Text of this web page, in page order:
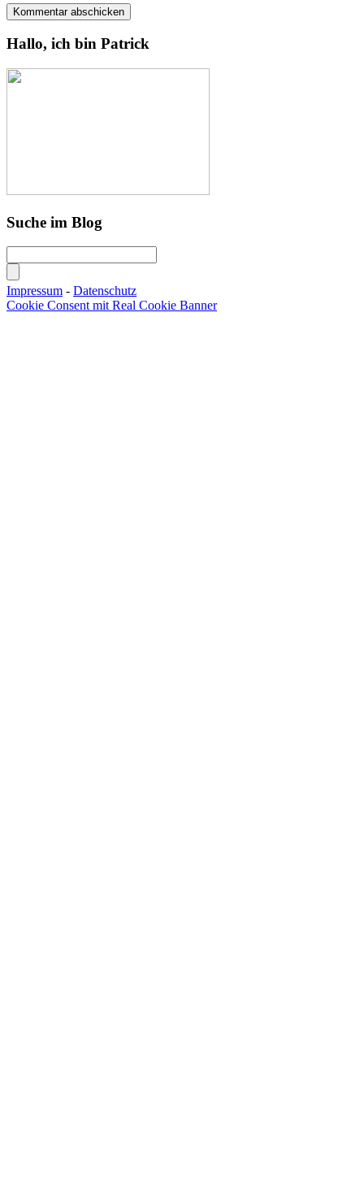
Hallo, ich bin Patrick
Suche im Blog
Impressum - Datenschutz
Cookie Consent mit Real Cookie Banner